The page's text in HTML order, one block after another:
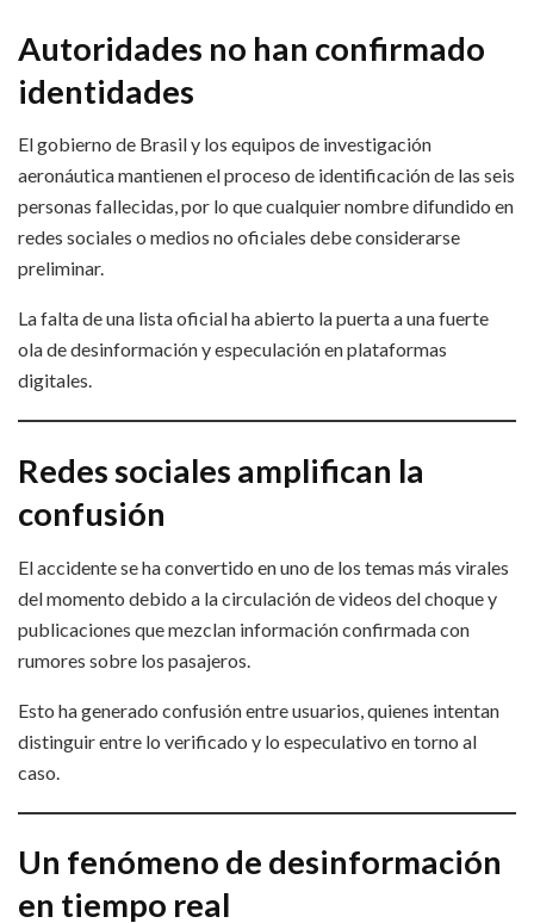
Autoridades no han confirmado
identidades
El gobierno de Brasil y los equipos de investigación
aeronáutica mantienen el proceso de identificación de las seis
personas fallecidas, por lo que cualquier nombre difundido en
redes sociales o medios no oficiales debe considerarse
preliminar.
La falta de una lista oficial ha abierto la puerta a una fuerte
ola de desinformación y especulación en plataformas
digitales.
Redes sociales amplifican la
confusión
El accidente se ha convertido en uno de los temas más virales
del momento debido a la circulación de videos del choque y
publicaciones que mezclan información confirmada con
rumores sobre los pasajeros.
Esto ha generado confusión entre usuarios, quienes intentan
distinguir entre lo verificado y lo especulativo en torno al
caso.
Un fenómeno de desinformación
en tiempo real